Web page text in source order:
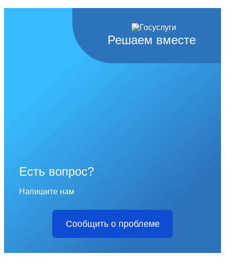
Решаем вместе
Есть вопрос?
Напишите нам
Сообщить о проблеме